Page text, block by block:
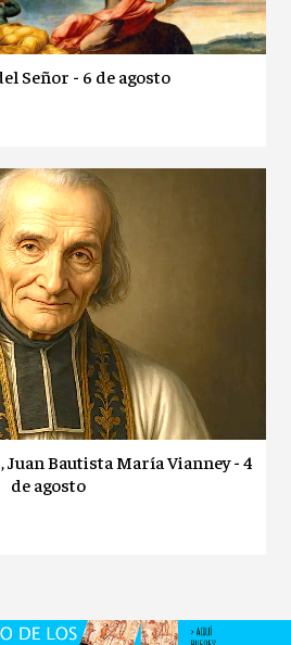
Señor - 6 de agosto
Juan Bautista María Vianney - 4
de agosto